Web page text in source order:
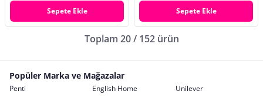
Sepete Ekle Sepete Ekle
Toplam 20 / 152 ürün
Popüler Marka ve Mağazalar
Penti English Home
Unilever